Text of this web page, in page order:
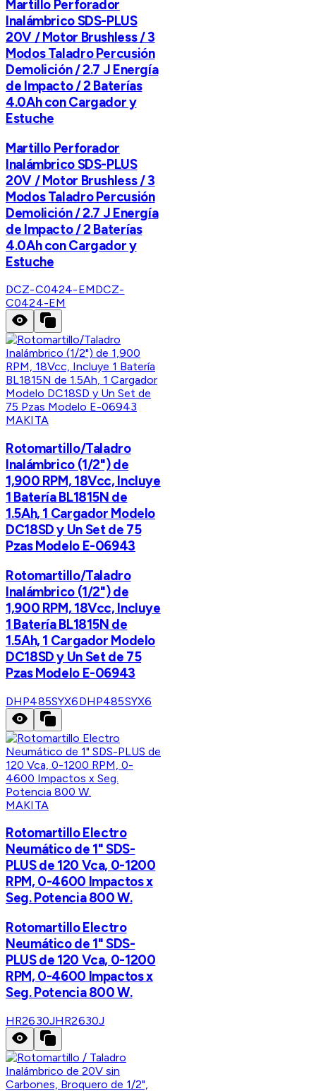
Martillo Perforador
Inalámbrico SDS-PLUS
20V / Motor Brushless / 3
Modos Taladro Percusión
Demolición / 2.7 J Energía
de Impacto / 2 Baterías
4.0Ah con Cargador y
Estuche
Martillo Perforador
Inalámbrico SDS-PLUS
20V / Motor Brushless / 3
Modos Taladro Percusión
Demolición / 2.7 J Energía
de Impacto / 2 Baterías
4.0Ah con Cargador y
Estuche
DCZ-C0424-EMDCZ-
C0424-EM
MAKITA
Rotomartillo/Taladro
Inalámbrico (1/2") de
1,900 RPM, 18Vcc, Incluye
1 Batería BL1815N de
1.5Ah, 1 Cargador Modelo
DC18SD y Un Set de 75
Pzas Modelo E-06943
Rotomartillo/Taladro
Inalámbrico (1/2") de
1,900 RPM, 18Vcc, Incluye
1 Batería BL1815N de
1.5Ah, 1 Cargador Modelo
DC18SD y Un Set de 75
Pzas Modelo E-06943
DHP485SYX6DHP485SYX6
MAKITA
Rotomartillo Electro
Neumático de 1" SDS-
PLUS de 120 Vca, 0-1200
RPM, 0-4600 Impactos x
Seg. Potencia 800 W.
Rotomartillo Electro
Neumático de 1" SDS-
PLUS de 120 Vca, 0-1200
RPM, 0-4600 Impactos x
Seg. Potencia 800 W.
HR2630JHR2630J